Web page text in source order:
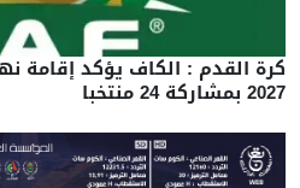
كرة القدم : الكاف يؤكد إقامة
2027 بمشاركة 24 منتخبا